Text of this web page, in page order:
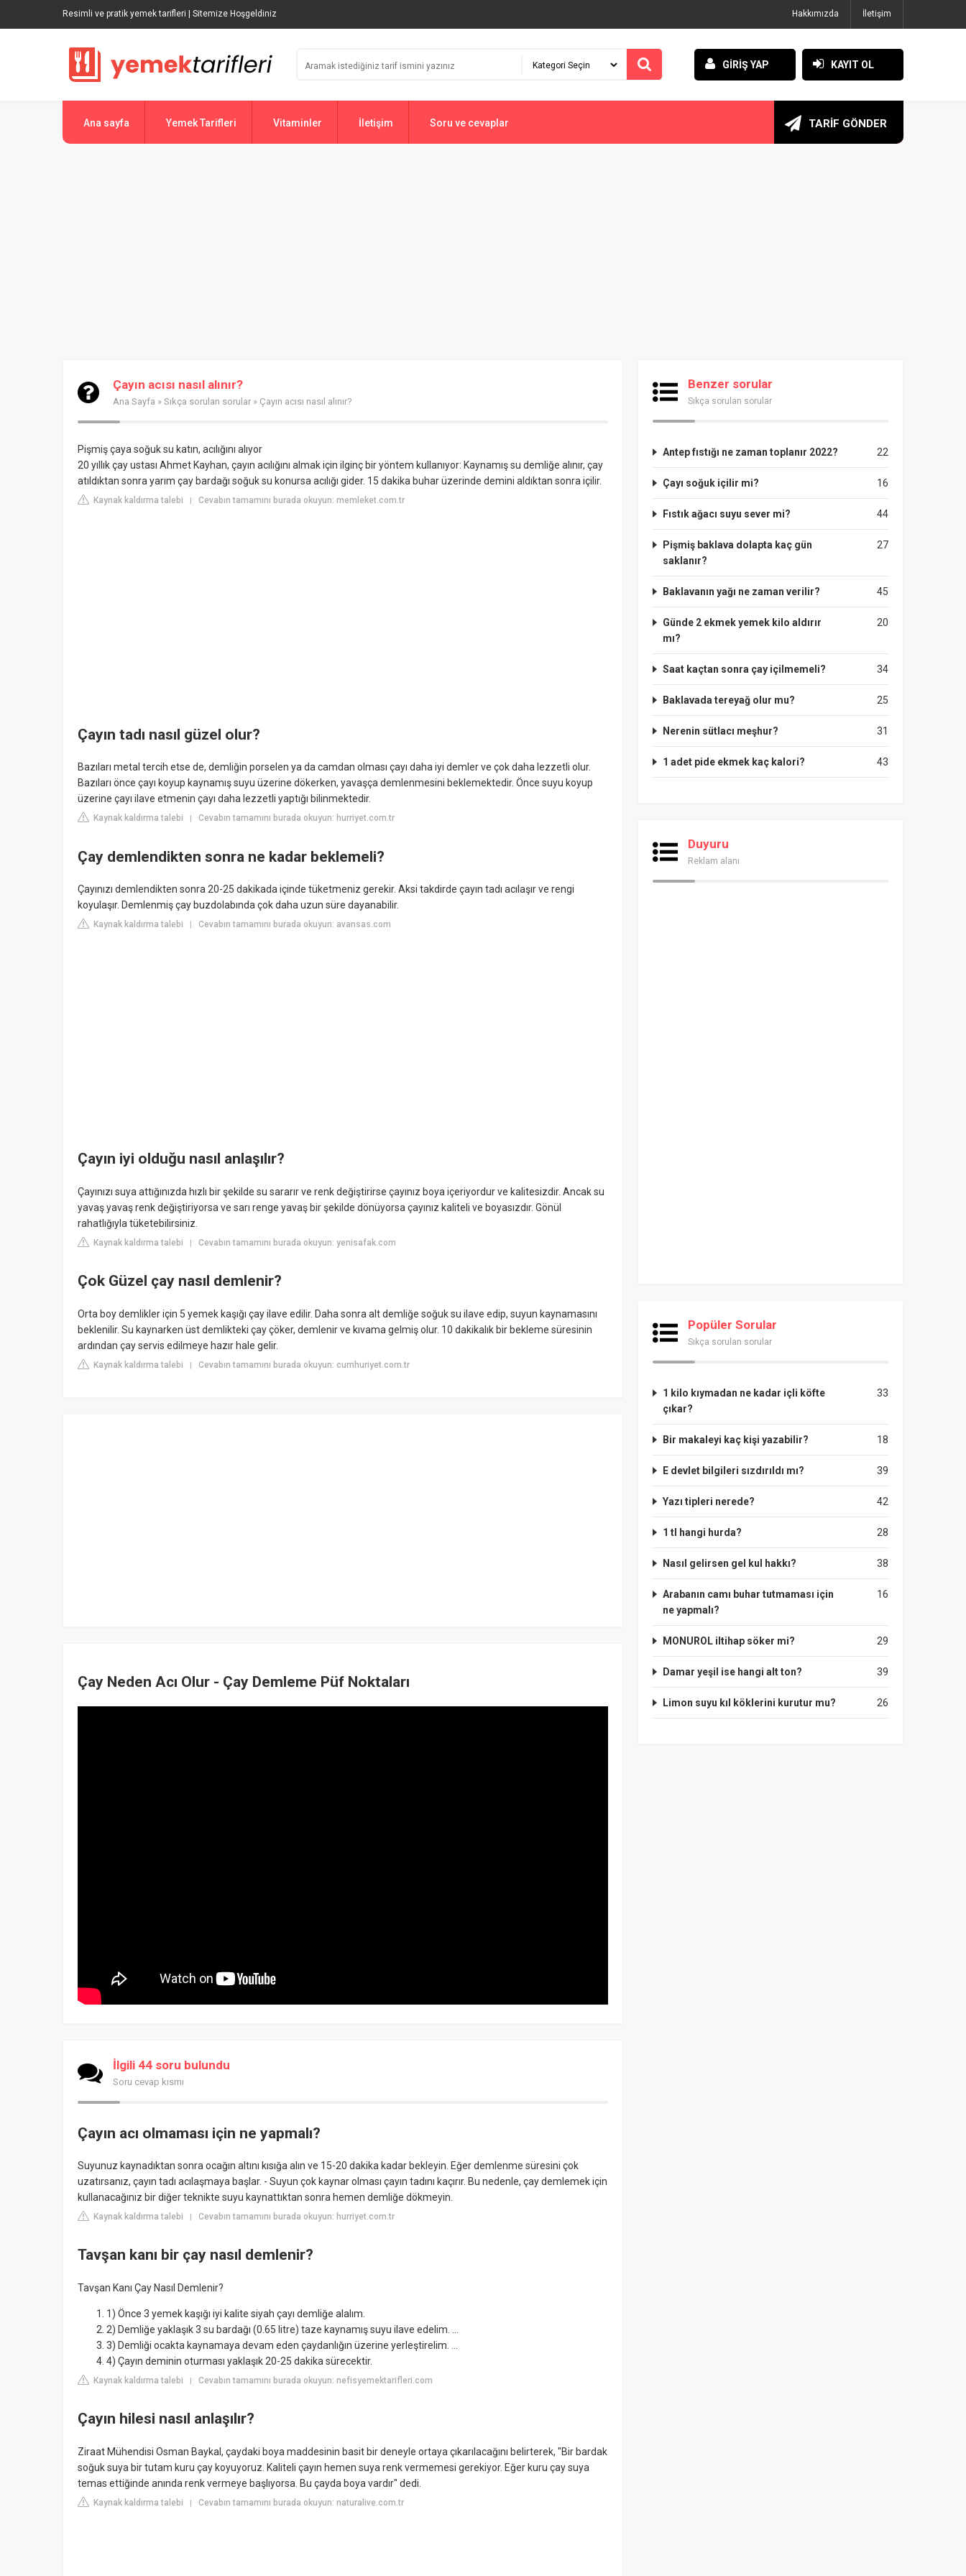
Resimli ve pratik yemek tarifleri | Sitemize Hoşgeldiniz Hakkımızda İletişim
GİRİŞ YAP KAYIT OL
Ana sayfa Yemek Tarifleri Vitaminler İletişim Soru ve cevaplar TARİF GÖNDER
Çayın acısı nasıl alınır?
Ana Sayfa » Sıkça sorulan sorular » Çayın acısı nasıl alınır?
Pişmiş çaya soğuk su katın, acılığını alıyor
20 yıllık çay ustası Ahmet Kayhan, çayın acılığını almak için ilginç bir yöntem kullanıyor: Kaynamış su demliğe alınır, çay
atıldıktan sonra yarım çay bardağı soğuk su konursa acılığı gider. 15 dakika buhar üzerinde demini aldıktan sonra içilir.
Kaynak kaldırma talebi | Cevabın tamamını burada okuyun: memleket.com.tr
Çayın tadı nasıl güzel olur?
Bazıları metal tercih etse de, demliğin porselen ya da camdan olması çayı daha iyi demler ve çok daha lezzetli olur.
Bazıları önce çayı koyup kaynamış suyu üzerine dökerken, yavaşça demlenmesini beklemektedir. Önce suyu koyup
üzerine çayı ilave etmenin çayı daha lezzetli yaptığı bilinmektedir.
Kaynak kaldırma talebi Cevabın tamamını burada okuyun: hurriyet.com.tr
Çay demlendikten sonra ne kadar beklemeli?
Çayınızı demlendikten sonra 20-25 dakikada içinde tüketmeniz gerekir. Aksi takdirde çayın tadı acılaşır ve rengi
koyulaşır. Demlenmiş çay buzdolabında çok daha uzun süre dayanabilir.
Kaynak kaldırma talebi Cevabın tamamını burada okuyun: avansas.com
Çayın iyi olduğu nasıl anlaşılır?
Çayınızı suya attığınızda hızlı bir şekilde su sararır ve renk değiştirirse çayınız boya içeriyordur ve kalitesizdir. Ancak su
yavaş yavaş renk değiştiriyorsa ve sarı renge yavaş bir şekilde dönüyorsa çayınız kaliteli ve boyasızdır. Gönül
rahatlığıyla tüketebilirsiniz.
Kaynak kaldırma talebi | Cevabın tamamını burada okuyun: yenisafak.com
Çok Güzel çay nasıl demlenir?
Orta boy demlikler için 5 yemek kaşığı çay ilave edilir. Daha sonra alt demliğe soğuk su ilave edip, suyun kaynamasını
beklenilir. Su kaynarken üst demlikteki çay çöker, demlenir ve kıvama gelmiş olur. 10 dakikalık bir bekleme süresinin
ardından çay servis edilmeye hazır hale gelir.
Kaynak kaldırma talebi | Cevabın tamamını burada okuyun: cumhuriyet.com.tr
Çay Neden Acı Olur - Çay Demleme Püf Noktaları
İlgili 44 soru bulundu
Soru cevap kısmı
Çayın acı olmaması için ne yapmalı?
Suyunuz kaynadıktan sonra ocağın altını kısığa alın ve 15-20 dakika kadar bekleyin. Eğer demlenme süresini çok
uzatırsanız, çayın tadı acılaşmaya başlar. - Suyun çok kaynar olması çayın tadını kaçırır. Bu nedenle, çay demlemek için
kullanacağınız bir diğer teknikte suyu kaynattıktan sonra hemen demliğe dökmeyin.
Kaynak kaldırma talebi | Cevabın tamamını burada okuyun: hurriyet.com.tr
Tavşan kanı bir çay nasıl demlenir?
Tavşan Kanı Çay Nasıl Demlenir?
1) Önce 3 yemek kaşığı iyi kalite siyah çayı demliğe alalım.
2) Demliğe yaklaşık 3 su bardağı (0.65 litre) taze kaynamış suyu ilave edelim. ...
3) Demliği ocakta kaynamaya devam eden çaydanlığın üzerine yerleştirelim. ...
4) Çayın deminin oturması yaklaşık 20-25 dakika sürecektir.
Kaynak kaldırma talebi | Cevabın tamamını burada okuyun: nefisyemektarifleri.com
Çayın hilesi nasıl anlaşılır?
Ziraat Mühendisi Osman Baykal, çaydaki boya maddesinin basit bir deneyle ortaya çıkarılacağını belirterek, "Bir bardak
soğuk suya bir tutam kuru çay koyuyoruz. Kaliteli çayın hemen suya renk vermemesi gerekiyor. Eğer kuru çay suya
temas ettiğinde anında renk vermeye başlıyorsa. Bu çayda boya vardır" dedi.
Kaynak kaldırma talebi | Cevabın tamamını burada okuyun: naturalive.com.tr
Benzer sorular
Sıkça sorulan sorular
22
Antep fıstığı ne zaman toplanır 2022?
16
Çayı soğuk içilir mi?
44
Fıstık ağacı suyu sever mi?
27
Pişmiş baklava dolapta kaç gün
saklanır?
45
Baklavanın yağı ne zaman verilir?
20
Günde 2 ekmek yemek kilo aldırır
mı?
34
Saat kaçtan sonra çay içilmemeli?
25
Baklavada tereyağ olur mu?
31
Nerenin sütlacı meşhur?
43
1 adet pide ekmek kaç kalori?
Duyuru
Reklam alanı
Popüler Sorular
Sıkça sorulan sorular
33
1 kilo kıymadan ne kadar içli köfte
çıkar?
18
Bir makaleyi kaç kişi yazabilir?
39
E devlet bilgileri sızdırıldı mı?
42
Yazı tipleri nerede?
28
1 tl hangi hurda?
38
Nasıl gelirsen gel kul hakkı?
16
Arabanın camı buhar tutmaması için
ne yapmalı?
29
MONUROL iltihap söker mi?
39
Damar yeşil ise hangi alt ton?
26
Limon suyu kıl köklerini kurutur mu?